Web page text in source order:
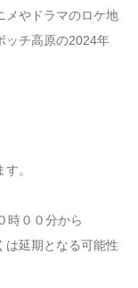
メやドラマのロケ地
ッチ高原の2024年
。
００分から
となる可能性